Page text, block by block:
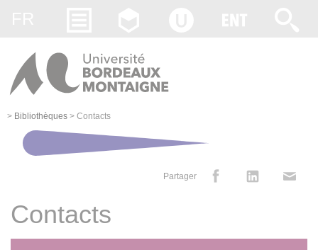
> Bibliothèques > Contacts
Partager
Contacts